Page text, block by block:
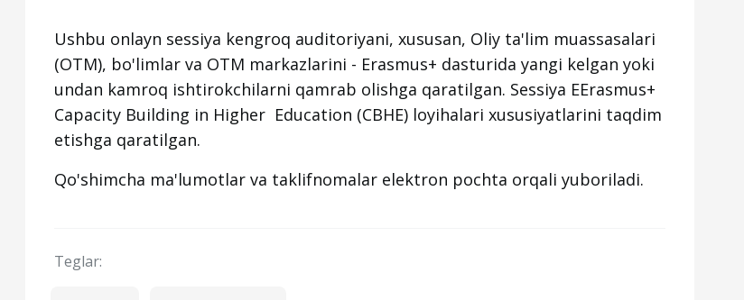
Ushbu onlayn sessiya kengroq auditoriyani, xususan, Oliy ta'lim muassasalari
(OTM), bo'limlar va OTM markazlarini - Erasmus+ dasturida yangi kelgan yoki
undan kamroq ishtirokchilarni qamrab olishga qaratilgan. Sessiya EErasmus+
Capacity Building in Higher Education (CBHE) loyihalari xususiyatlarini taqdim
etishga qaratilgan.
Qo'shimcha ma'lumotlar va taklifnomalar elektron pochta orqali yuboriladi.
Teglar: